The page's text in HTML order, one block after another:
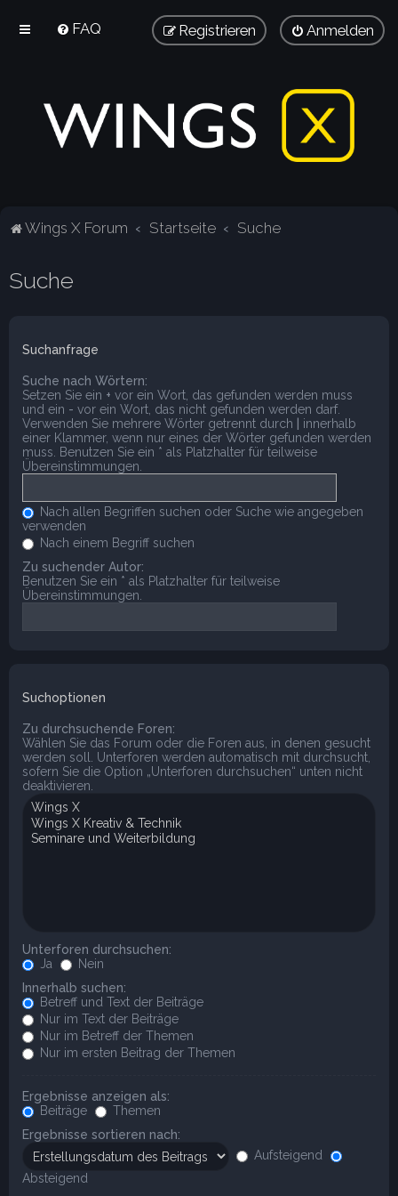
FAQ Anmelden
Registrieren
Wings X Forum Startseite Suche
Suche
Suchanfrage
Suche nach Wörtern:
Setzen Sie ein + vor ein Wort, das gefunden werden muss
und ein - vor ein Wort, das nicht gefunden werden darf.
Verwenden Sie mehrere Wörter getrennt durch
innerhalb
einer Klammer, wenn nur eines der Wörter gefunden werden
muss. Benutzen Sie ein * als Platzhalter für teilweise
Übereinstimmungen.
Nach allen Begriffen suchen oder Suche wie angegeben
verwenden
Nach einem Begriff suchen
Zu suchender Autor:
Benutzen Sie ein * als Platzhalter für teilweise
Übereinstimmungen.
Suchoptionen
Zu durchsuchende Foren:
Wählen Sie das Forum oder die Foren aus, in denen gesucht
werden soll. Unterforen werden automatisch mit durchsucht,
sofern Sie die Option „Unterforen durchsuchen“ unten nicht
deaktivieren.
Unterforen durchsuchen:
Ja
Nein
Innerhalb suchen:
Betreff und Text der Beiträge
Nur im Text der Beiträge
Nur im Betreff der Themen
Nur im ersten Beitrag der Themen
Ergebnisse anzeigen als:
Beiträge
Themen
Ergebnisse sortieren nach:
Aufsteigend
Absteigend